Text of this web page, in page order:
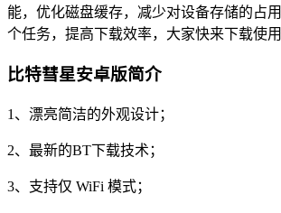
能，优化磁盘缓存，减少对设备存储的占
个任务，提高下载效率，大家快来下载使用
比特彗星安卓版简介
1、漂亮简洁的外观设计；
2、最新的BT下载技术；
3、支持仅 WiFi 模式；